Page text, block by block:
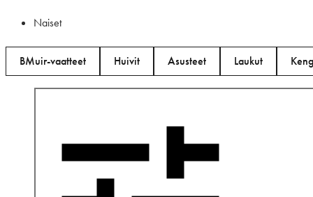
Naiset
BMuir-vaatteet Huivit Asusteet Laukut